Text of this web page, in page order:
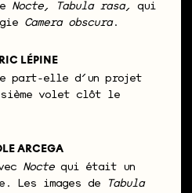
Nocte, Tabula rasa, qui
Camera obscura.
LÉPINE
part-elle d’un projet
volet clôt le
ARCEGA
Noctequi était un
Les images de
Tabula